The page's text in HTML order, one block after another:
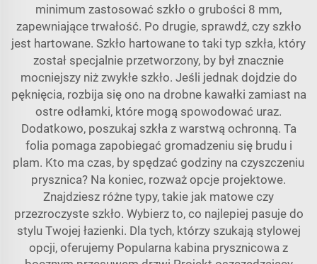
minimum zastosować szkło o grubości 8 mm,
zapewniające trwałość. Po drugie, sprawdź, czy szkło
jest hartowane. Szkło hartowane to taki typ szkła, który
został specjalnie przetworzony, by był znacznie
mocniejszy niż zwykłe szkło. Jeśli jednak dojdzie do
pęknięcia, rozbija się ono na drobne kawałki zamiast na
ostre odłamki, które mogą spowodować uraz.
Dodatkowo, poszukaj szkła z warstwą ochronną. Ta
folia pomaga zapobiegać gromadzeniu się brudu i
plam. Kto ma czas, by spędzać godziny na czyszczeniu
prysznica? Na koniec, rozważ opcje projektowe.
Znajdziesz różne typy, takie jak matowe czy
przezroczyste szkło. Wybierz to, co najlepiej pasuje do
stylu Twojej łazienki. Dla tych, którzy szukają stylowej
opcji, oferujemy Popularna kabina prysznicowa z